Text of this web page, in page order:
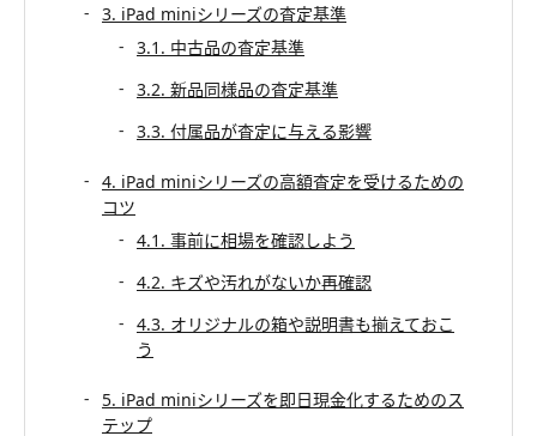
3. iPad miniシリーズの査定基準
3.1. 中古品の査定基準
3.2. 新品同様品の査定基準
3.3. 付属品が査定に与える影響
4. iPad miniシリーズの高額査定を受けるための
コツ
4.1. 事前に相場を確認しよう
4.2. キズや汚れがないか再確認
4.3. オリジナルの箱や説明書も揃えておこ
う
5. iPad miniシリーズを即日現金化するためのス
テップ